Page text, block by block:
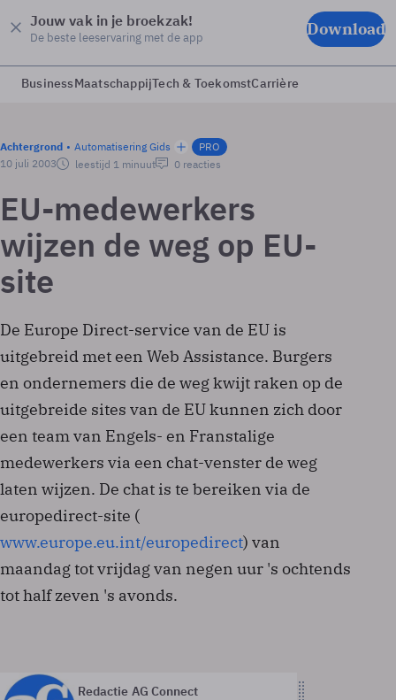
Jouw vak in je broekzak!
De beste leeservaring met de app Download
BusinessMaatschappijTech & ToekomstCarrière
Achtergrond Automatisering Gids
PRO
10 juli 2003
leestijd 1 minuut 0 reacties
EU-medewerkers
wijzen de weg op EU-
site
De Europe Direct-service van de EU is
uitgebreid met een Web Assistance. Burgers
en ondernemers die de weg kwijt raken op de
uitgebreide sites van de EU kunnen zich door
een team van Engels- en Franstalige
medewerkers via een chat-venster de weg
laten wijzen. De chat is te bereiken via de
europedirect-site (
www.europe.eu.int/europedirect) van
maandag tot vrijdag van negen uur 's ochtends
tot half zeven 's avonds.
Redactie AG Connect